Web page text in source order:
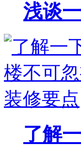
浅谈
了解